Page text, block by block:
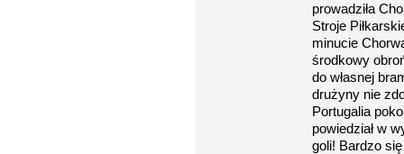
prowadziła
Stroje
minucie
środkowy
do własnej
drużyny nie
Portugalia
powiedział w
goli! Bardzo